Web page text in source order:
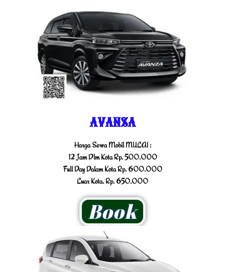
AVANZA
Harga Sewa Mobil MULAI :
12 Jam Dlm Kota Rp. 500.000
Full Day Dalam Kota Rp. 600.000
Luar Kota. Rp. 650.000
Book